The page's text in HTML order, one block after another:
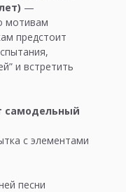
—
мотивам
предстоит
и встретить
самодельный
с элементами
песни